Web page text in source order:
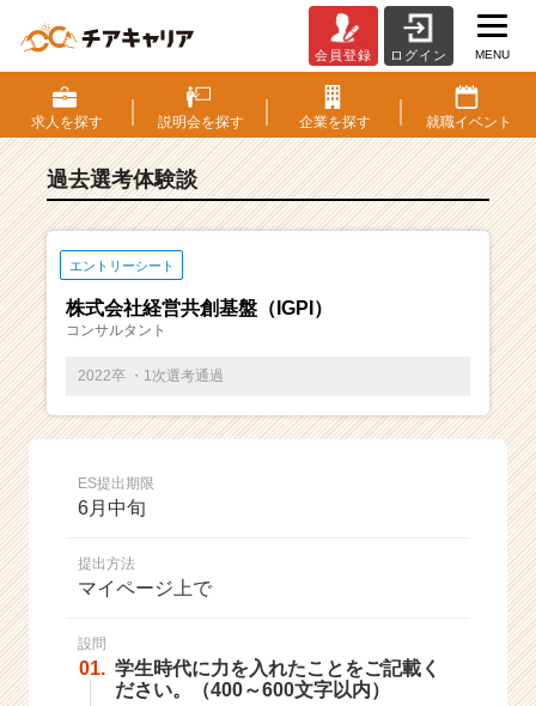
S・
選
考
験
ベ
チ
ー・
成
ス
ト
が
会員登録 ログイン MENU
求人を探す 説明会を探す 企業を探す 就職イベント
過去選考体験談
エントリーシート
株式会社経営共創基盤（IGPI）
コンサルタント
2022卒 ・1次選考通過
ES提出期限
6月中旬
提出方法
マイページ上で
設問
01. 学生時代に力を入れたことをご記載く
ださい。（400～600文字以内）